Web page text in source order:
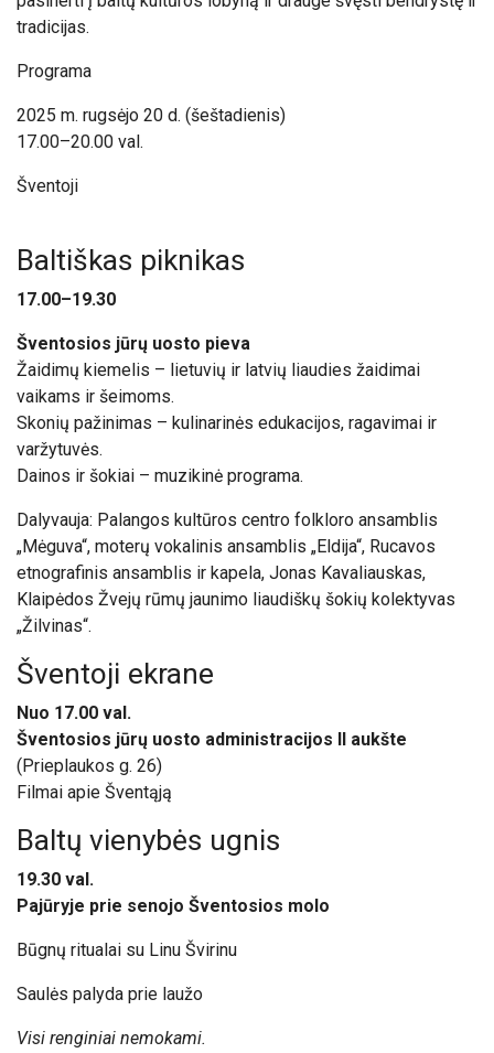
tradicijas.
Programa
2025 m. rugsėjo 20 d. (šeštadienis)
17.00–20.00 val.
Šventoji
Baltiškas piknikas
17.00–19.30
Šventosios jūrų uosto pieva
Žaidimų kiemelis – lietuvių ir latvių liaudies žaidimai
vaikams ir šeimoms.
Skonių pažinimas – kulinarinės edukacijos, ragavimai ir
varžytuvės.
Dainos ir šokiai – muzikinė programa.
Dalyvauja: Palangos kultūros centro folkloro ansamblis
„Mėguva“, moterų vokalinis ansamblis „Eldija“, Rucavos
etnografinis ansamblis ir kapela, Jonas Kavaliauskas,
Klaipėdos Žvejų rūmų jaunimo liaudiškų šokių kolektyvas
„Žilvinas“.
Šventoji ekrane
Nuo 17.00 val.
Šventosios jūrų uosto administracijos II aukšte
(Prieplaukos g. 26)
Filmai apie Šventąją
Baltų vienybės ugnis
19.30 val.
Pajūryje prie senojo Šventosios molo
Būgnų ritualai su Linu Švirinu
Saulės palyda prie laužo
Visi renginiai nemokami.